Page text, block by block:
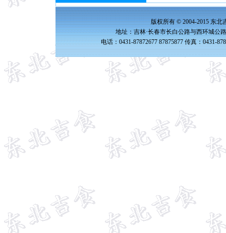
版权所有 © 2004-2015 东北
地址：吉林·长春市长白公路与西环城公
电话：0431-87872677 87875877 传真：0431-